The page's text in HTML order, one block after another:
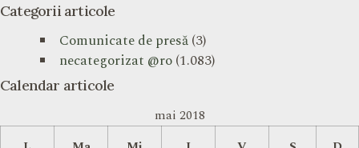
Categorii articole
Comunicate de presă(3)
necategorizat @ro(1.083)
Calendar articole
mai 2018